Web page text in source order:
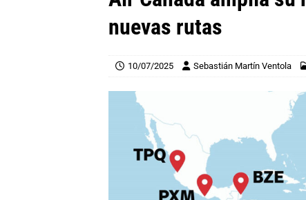
nuevas rutas
10/07/2025 Sebastián Martín Ventola